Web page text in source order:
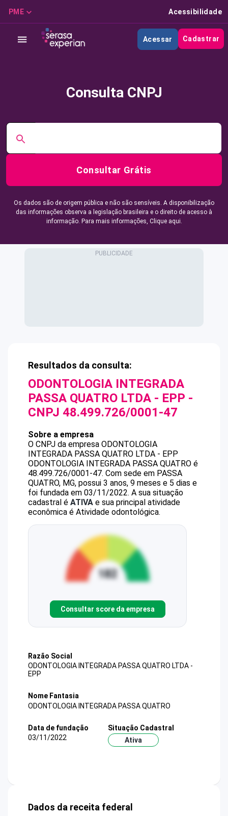
PME Acessibilidade
Acessar Cadastrar
Consulta CNPJ
Consultar Grátis
Os dados são de origem pública e não são sensíveis. A disponibilização
das informações observa a legislação brasileira e o direito de acesso à
informação. Para mais informações, Clique aqui.
Resultados da consulta:
ODONTOLOGIA INTEGRADA
PASSA QUATRO LTDA - EPP -
CNPJ 48.499.726/0001-47
Sobre a empresa
O CNPJ da empresa ODONTOLOGIA
INTEGRADA PASSA QUATRO LTDA - EPP
ODONTOLOGIA INTEGRADA PASSA QUATRO é
48.499.726/0001-47. Com sede em PASSA
QUATRO, MG, possui 3 anos, 9 meses e 5 dias e
foi fundada em 03/11/2022. A sua situação
cadastral é ATIVA e sua principal atividade
econômica é Atividade odontológica.
Consultar score da empresa
Razão Social
ODONTOLOGIA INTEGRADA PASSA QUATRO LTDA -
EPP
Nome Fantasia
ODONTOLOGIA INTEGRADA PASSA QUATRO
Data de fundação
03/11/2022
Situação Cadastral
Ativa
Dados da receita federal